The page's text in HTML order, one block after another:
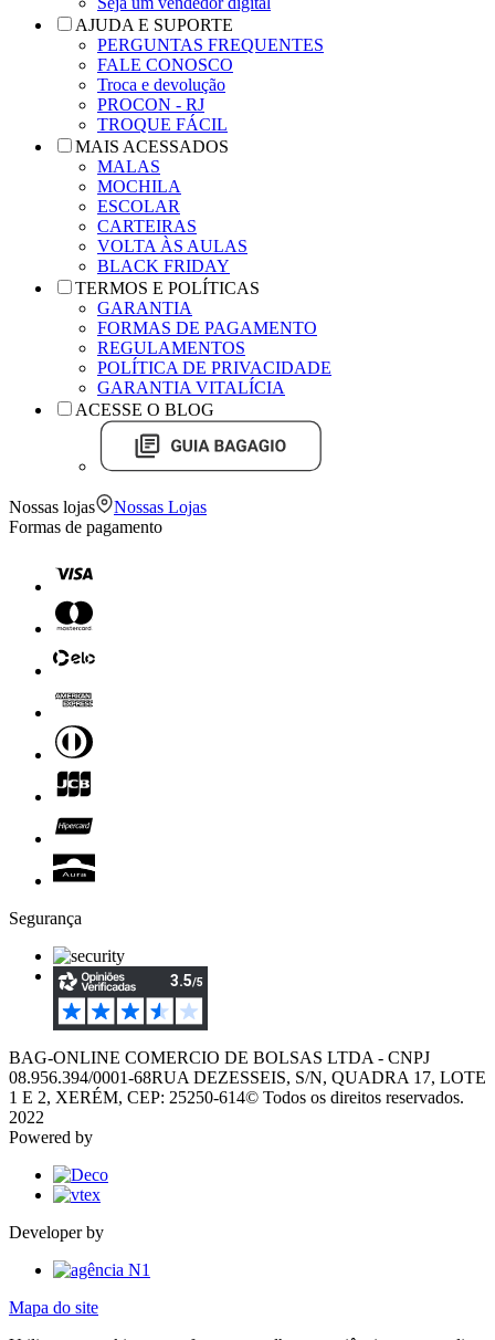
AJUDA E SUPORTE
PERGUNTAS FREQUENTES
FALE CONOSCO
Troca e devolução
PROCON - RJ
TROQUE FÁCIL
MAIS ACESSADOS
MALAS
MOCHILA
ESCOLAR
CARTEIRAS
VOLTA ÀS AULAS
BLACK FRIDAY
TERMOS E POLÍTICAS
GARANTIA
FORMAS DE PAGAMENTO
REGULAMENTOS
POLÍTICA DE PRIVACIDADE
GARANTIA VITALÍCIA
ACESSE O BLOG
Nossas lojas
Nossas Lojas
Formas de pagamento
Segurança
BAG-ONLINE COMERCIO DE BOLSAS LTDA - CNPJ
08.956.394/0001-68RUA DEZESSEIS, S/N, QUADRA 17, LOTE
1 E 2, XERÉM, CEP: 25250-614© Todos os direitos reservados.
2022
Powered by
Developer by
Mapa do site